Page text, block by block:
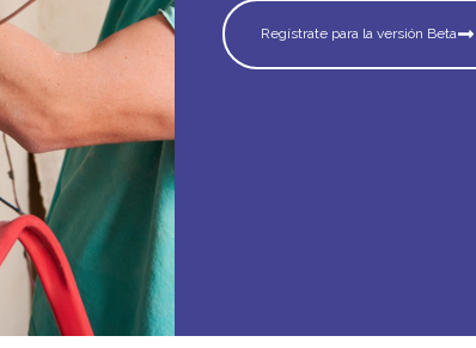
Regístrate para la versión Beta